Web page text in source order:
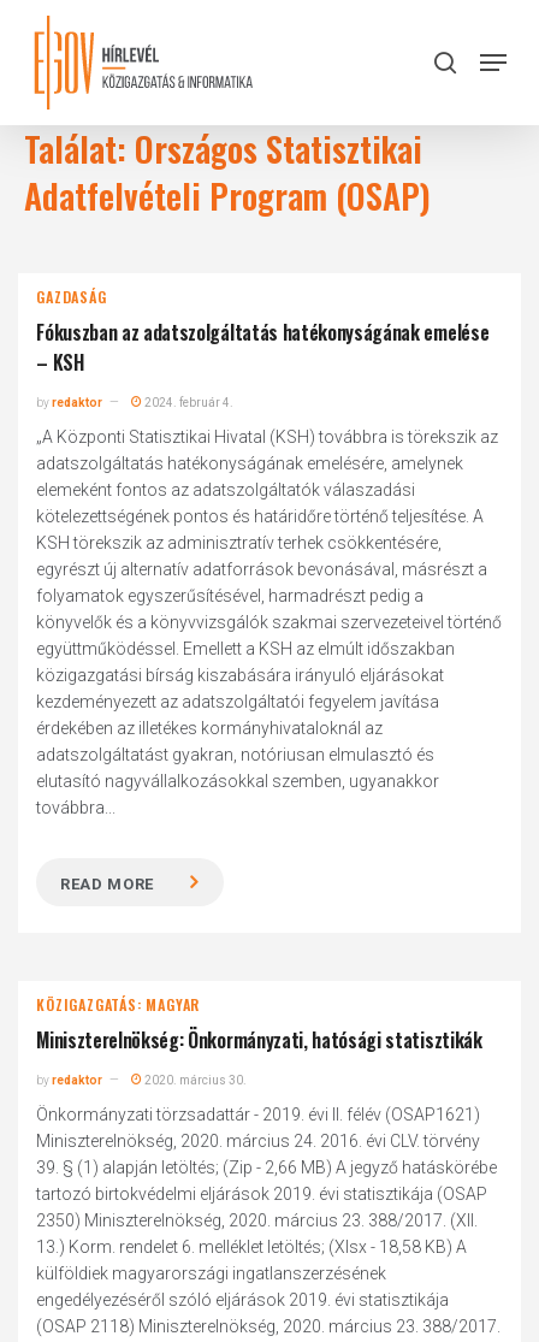
content
search
Menu
Találat: Országos Statisztikai
Adatfelvételi Program (OSAP)
GAZDASÁG
Fókuszban az adatszolgáltatás hatékonyságának emelése
– KSH
byredaktor 2024. február 4.
„A Központi Statisztikai Hivatal (KSH) továbbra is törekszik az
adatszolgáltatás hatékonyságának emelésére, amelynek
elemeként fontos az adatszolgáltatók válaszadási
kötelezettségének pontos és határidőre történő teljesítése. A
KSH törekszik az adminisztratív terhek csökkentésére,
egyrészt új alternatív adatforrások bevonásával, másrészt a
folyamatok egyszerűsítésével, harmadrészt pedig a
könyvelők és a könyvvizsgálók szakmai szervezeteivel történő
együttműködéssel. Emellett a KSH az elmúlt időszakban
közigazgatási bírság kiszabására irányuló eljárásokat
kezdeményezett az adatszolgáltatói fegyelem javítása
érdekében az illetékes kormányhivataloknál az
adatszolgáltatást gyakran, notóriusan elmulasztó és
elutasító nagyvállalkozásokkal szemben, ugyanakkor
továbbra...
READ MORE
KÖZIGAZGATÁS: MAGYAR
Miniszterelnökség: Önkormányzati, hatósági statisztikák
byredaktor 2020. március 30.
Önkormányzati törzsadattár - 2019. évi II. félév (OSAP1621)
Miniszterelnökség, 2020. március 24. 2016. évi CLV. törvény
39. § (1) alapján letöltés; (Zip - 2,66 MB) A jegyző hatáskörébe
tartozó birtokvédelmi eljárások 2019. évi statisztikája (OSAP
2350) Miniszterelnökség, 2020. március 23. 388/2017. (XII.
13.) Korm. rendelet 6. melléklet letöltés; (Xlsx - 18,58 KB) A
külföldiek magyarországi ingatlanszerzésének
engedélyezéséről szóló eljárások 2019. évi statisztikája
(OSAP 2118) Miniszterelnökség, 2020. március 23. 388/2017.
Close